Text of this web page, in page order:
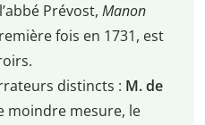
Prévost, Manon
fois en 1731, est
distincts : M. de
moindre mesure, le